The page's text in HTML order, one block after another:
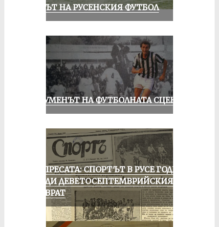
ВЕКЪТ НА РУСЕНСКИЯ ФУТБОЛ
ШОУМЕНЪТ НА ФУТБОЛНАТА СЦЕНА
ОТ ПРЕСАТА: СПОРТЪТ В РУСЕ ГОДИНА
ПРЕДИ ДЕВЕТОСЕПТЕМВРИЙСКИЯ
ПРЕВРАТ